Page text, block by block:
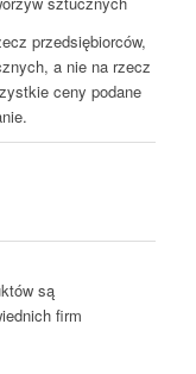
przedsiębiorców,
a nie na rzecz
ceny podane
są
firm